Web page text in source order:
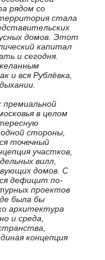
рядом со
стала
домов. Этот
капитал
и сегодня.
и вся Рублёвка,
в целом
стороны,
точечный
участков,
вилл,
домов. С
дефицит по-
проектов
была бы
архитектура
и среда,
концепция